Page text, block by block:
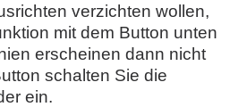
verzichten wollen,
mit dem Button unten
erscheinen dann nicht
schalten Sie die
ein.